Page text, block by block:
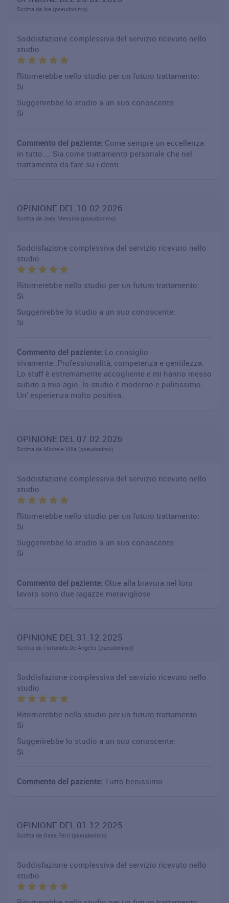
Scritta da Isa (pseudonimo)
Soddisfazione complessiva del servizio ricevuto nello
studio
Ritornerebbe nello studio per un futuro trattamento:
Si
Suggerirebbe lo studio a un suo conoscente:
Si
Commento del paziente: Come sempre un eccellenza
in tutto.... Sia come trattamento personale che nel
trattamento da fare su i denti
OPINIONE DEL 10.02.2026
Scritta da Joey Messina (pseudonimo)
Soddisfazione complessiva del servizio ricevuto nello
studio
Ritornerebbe nello studio per un futuro trattamento:
Si
Suggerirebbe lo studio a un suo conoscente:
Si
Commento del paziente: Lo consiglio
vivamente..Professionalità, competenza e gentilezza.
Lo staff è estremamente accogliente e mi hanno messo
subito a mio agio. lo studio è moderno e pulitissimo..
Un’ esperienza molto positiva..
OPINIONE DEL 07.02.2026
Scritta da Michele Villa (pseudonimo)
Soddisfazione complessiva del servizio ricevuto nello
studio
Ritornerebbe nello studio per un futuro trattamento:
Si
Suggerirebbe lo studio a un suo conoscente:
Si
Commento del paziente: Oltre alla bravura nel loro
lavoro sono due ragazze meravigliose
OPINIONE DEL 31.12.2025
Scritta da Fortunata De Angelis (pseudonimo)
Soddisfazione complessiva del servizio ricevuto nello
studio
Ritornerebbe nello studio per un futuro trattamento:
Si
Suggerirebbe lo studio a un suo conoscente:
Si
Commento del paziente: Tutto benissimo
OPINIONE DEL 01.12.2025
Scritta da Osea Ferri (pseudonimo)
Soddisfazione complessiva del servizio ricevuto nello
studio